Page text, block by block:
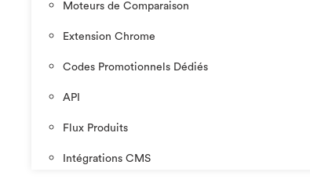
Moteurs de Comparaison
Extension Chrome
Codes Promotionnels Dédiés
API
Flux Produits
Intégrations CMS